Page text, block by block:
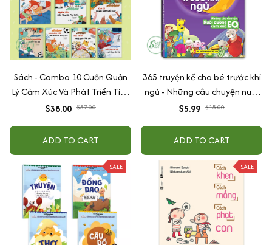
Sách - Combo 10 Cuốn Quản
Lý Cảm Xúc Và Phát Triển Tính
Cách Cho Bé Từ 2 - 6 Tuổi
$38.00 $57.00
ADD TO CART
365 truyện kể cho bé trước khi
ngủ - Những câu chuyện nuôi
dưỡng cảm xúc EQ (2-12 tuổi)
$5.99 $15.00
ADD TO CART
SALE SALE